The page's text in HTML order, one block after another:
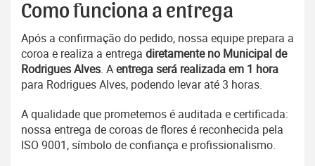
Como funciona a entrega
Após a confirmação do pedido, nossa equipe prepara a
coroa e realiza a entrega diretamente no Municipal de
Rodrigues Alves. Aentrega será realizada em 1 hora
para Rodrigues Alves, podendo levar até 3 horas.
A qualidade que prometemos é auditada e certificada:
nossa entrega de coroas de flores é reconhecida pela
ISO 9001, símbolo de confiança e profissionalismo.